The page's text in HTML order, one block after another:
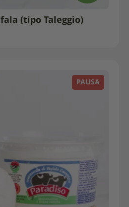
(tipo Taleggio)
PAUSA